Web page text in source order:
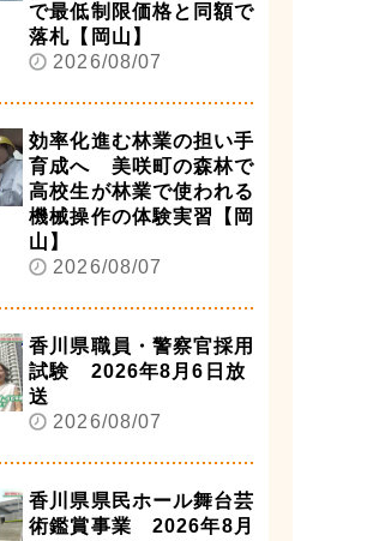
で最低制限価格と同額で
落札【岡山】
2026/08/07
効率化進む林業の担い手
育成へ 美咲町の森林で
高校生が林業で使われる
機械操作の体験実習【岡
山】
2026/08/07
香川県職員・警察官採用
試験 2026年8月6日放
送
2026/08/07
香川県県民ホール舞台芸
術鑑賞事業 2026年8月